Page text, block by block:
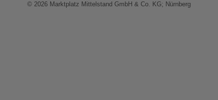
© 2026 Marktplatz Mittelstand GmbH & Co. KG; Nürnberg